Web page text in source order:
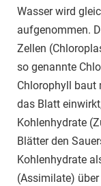
Wasser wird
aufgenommen.
Zellen
so genannte
Chlorophyll baut
das Blatt
Kohlenhydrate
Blätter den
Kohlenhydrate
(Assimilate)